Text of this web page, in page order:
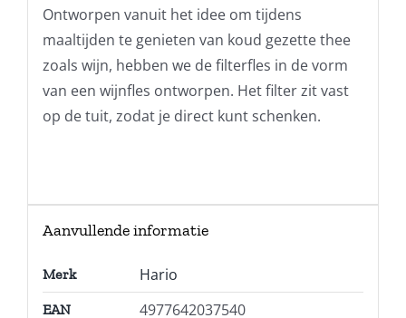
Ontworpen vanuit het idee om tijdens
maaltijden te genieten van koud gezette thee
zoals wijn, hebben we de filterfles in de vorm
van een wijnfles ontworpen. Het filter zit vast
op de tuit, zodat je direct kunt schenken.
Aanvullende informatie
Merk Hario
EAN 4977642037540